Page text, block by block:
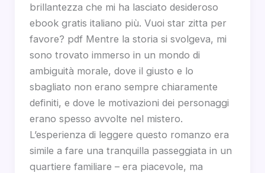
brillantezza che mi ha lasciato desideroso
ebook gratis italiano più. Vuoi star zitta per
favore? pdf Mentre la storia si svolgeva, mi
sono trovato immerso in un mondo di
ambiguità morale, dove il giusto e lo
sbagliato non erano sempre chiaramente
definiti, e dove le motivazioni dei personaggi
erano spesso avvolte nel mistero.
L’esperienza di leggere questo romanzo era
simile a fare una tranquilla passeggiata in un
quartiere familiare – era piacevole, ma